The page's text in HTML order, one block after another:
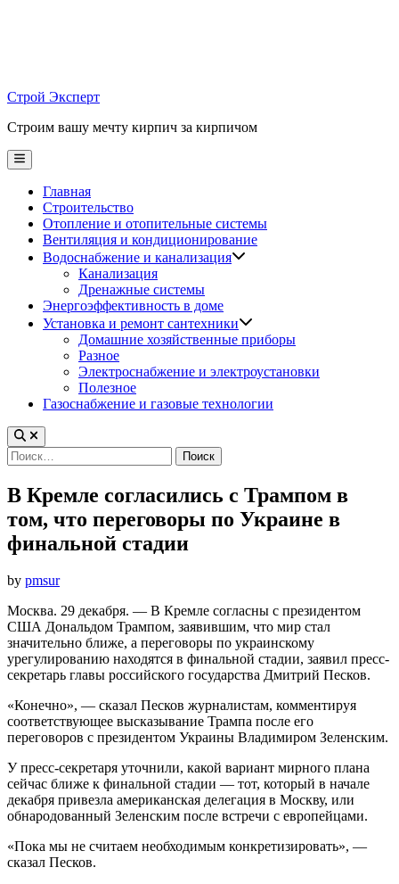
Строй Эксперт
Строим вашу мечту кирпич за кирпичом
Main
Menu
Главная
Строительство
Отопление и отопительные системы
Вентиляция и кондиционирование
Водоснабжение и канализация
Канализация
Дренажные системы
Энергоэффективность в доме
Установка и ремонт сантехники
Домашние хозяйственные приборы
Разное
Электроснабжение и электроустановки
Полезное
Газоснабжение и газовые технологии
Найти:
В Кремле согласились с Трампом в
том, что переговоры по Украине в
финальной стадии
by pmsur
Москва. 29 декабря. — В Кремле согласны с президентом
США Дональдом Трампом, заявившим, что мир стал
значительно ближе, а переговоры по украинскому
урегулированию находятся в финальной стадии, заявил пресс-
секретарь главы российского государства Дмитрий Песков.
«Конечно», — сказал Песков журналистам, комментируя
соответствующее высказывание Трампа после его
переговоров с президентом Украины Владимиром Зеленским.
У пресс-секретаря уточнили, какой вариант мирного плана
сейчас ближе к финальной стадии — тот, который в начале
декабря привезла американская делегация в Москву, или
обнародованный Зеленским после встречи с европейцами.
«Пока мы не считаем необходимым конкретизировать», —
сказал Песков.